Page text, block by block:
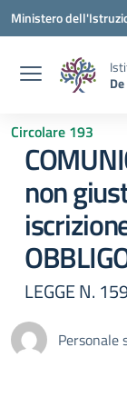
Vai ai contenuti
Vai al menu di
Vai al footer
Ministero
Circolare 193
non
LEGGE N.
Personale